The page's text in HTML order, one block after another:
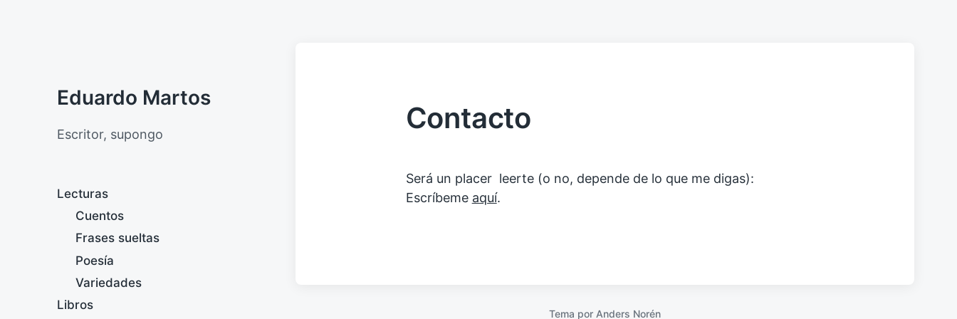
Eduardo Martos
Escritor, supongo
Lecturas
Cuentos
Frases sueltas
Poesía
Variedades
Libros
Contacto
Será un placer leerte (o no, depende de lo que me digas):
Escríbeme aquí.
Tema por Anders Norén